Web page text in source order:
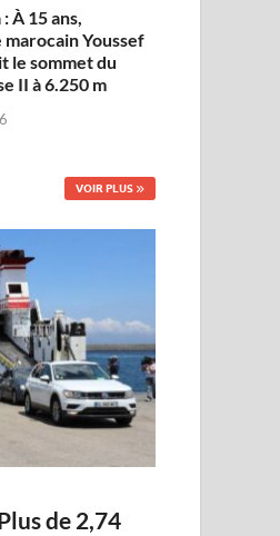
À 15 ans,
marocain Youssef
le sommet du
II à 6.250 m
VOIR PLUS
de 2,74